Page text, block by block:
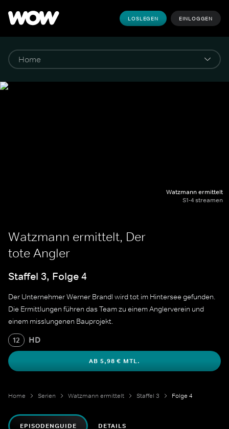
LOSLEGEN EINLOGGEN
Watzmann ermittelt
S1-4 streamen
Watzmann ermittelt, Der
tote Angler
Staffel 3, Folge 4
Der Unternehmer Werner Brandl wird tot im Hintersee gefunden.
Die Ermittlungen führen das Team zu einem Anglerverein und
einem misslungenen Bauprojekt.
12 HD
AB 5,98 € MTL.
Home Serien Watzmann ermittelt Staffel 3 Folge 4
EPISODENGUIDE DETAILS